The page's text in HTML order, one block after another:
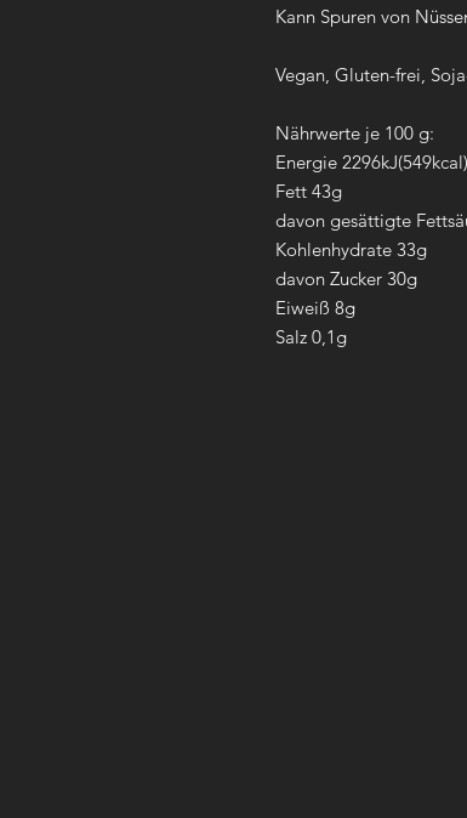
Kann Spuren von
Vegan, Gluten-frei,
Nährwerte je 100 g:
Energie 2296kJ(549kcal)
Fett 43g
davon gesättigte
Kohlenhydrate 33g
davon Zucker 30g
Eiweiß 8g
Salz 0,1g